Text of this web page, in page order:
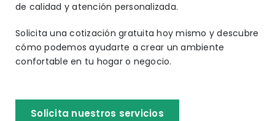
de calidad y atención personalizada.
Solicita una cotización gratuita hoy mismo y descubre
cómo podemos ayudarte a crear un ambiente
confortable en tu hogar o negocio.
Solicita nuestros servicios